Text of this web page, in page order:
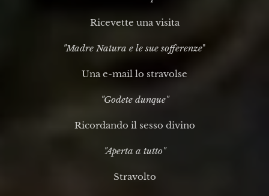
Ricevette una visita
"Madre Natura e le sue sofferenze"
Una e-mail lo stravolse
"Godete dunque"
Ricordando il sesso divino
"Aperta a tutto"
Stravolto